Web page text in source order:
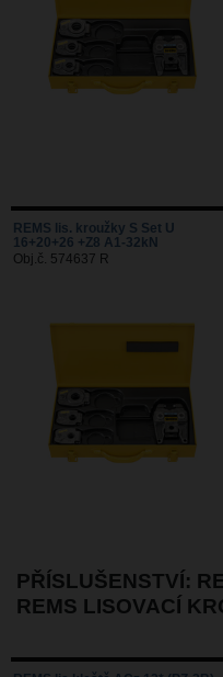
REMS lis. kroužky S Set U
16+20+26 +Z8 A1-32kN
Obj.č. 574637 R
PŘÍSLUŠENSTVÍ:
REMS LISOVACÍ